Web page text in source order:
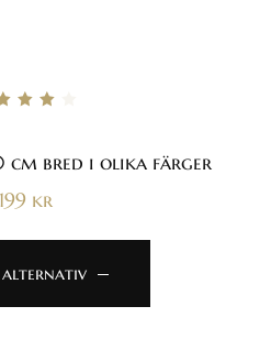
cm bred i olika färger
199 kr